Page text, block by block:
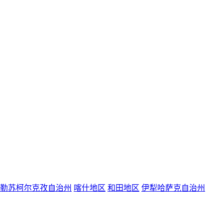
苏柯尔克孜自治州 喀什地区 和田地区 伊犁哈萨克自治州